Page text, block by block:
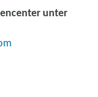
unter